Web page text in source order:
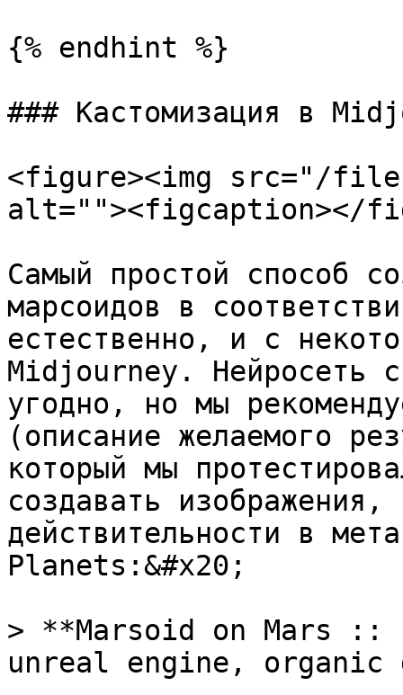
{% endhint %}
### Кастомизация в
<figure><img src="/
alt=""><figcaption></
Самый простой способ
марсоидов в
естественно, и с
Midjourney. Нейросеть
угодно, но мы
(описание желаемого
который мы
создавать изображения,
действительности в
Planets:&#x20;
> **Marsoid on Mars
unreal engine,